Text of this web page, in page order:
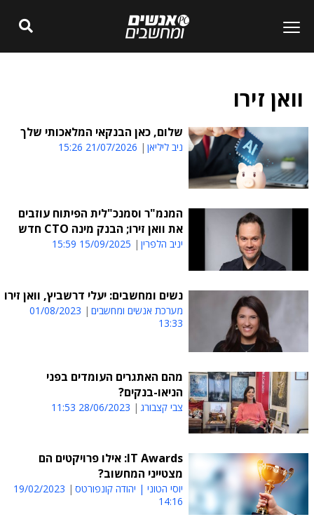
וואן זירו
שלום, כאן הבנקאי המלאכותי שלך
ניב ליליאן 21/07/2026 15:26
המנמ"ר וסמנכ"לית הפיתוח עוזבים
את וואן זירו; הבנק מינה CTO חדש
יניב הלפרין 15/09/2025 15:59
נשים ומחשבים: יעלי דרשביץ, וואן זירו
מערכת אנשים ומחשבים
01/08/2023
13:33
מהם האתגרים העומדים בפני
הניאו-בנקים?
צבי קצבורג 28/06/2023 11:53
IT Awards: אילו פרויקטים הם
מצטייני המחשוב?
יוסי הטוני | יהודה קונפורטס
19/02/2023
14:16